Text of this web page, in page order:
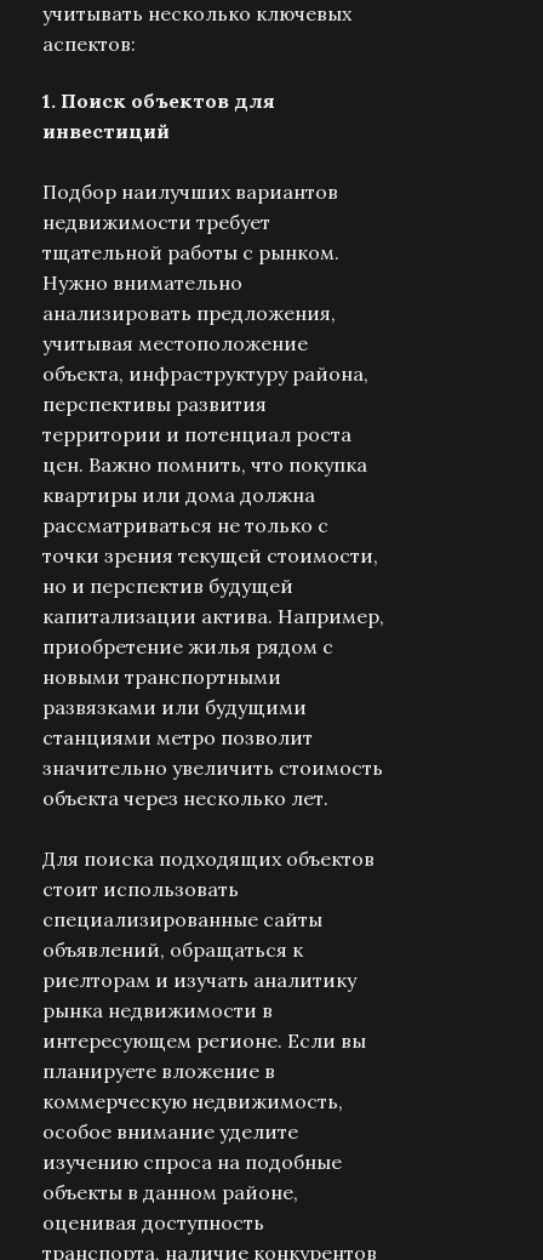
учитывать несколько ключевых
аспектов:
1. Поиск объектов для
инвестиций
Подбор наилучших вариантов
недвижимости требует
тщательной работы с рынком.
Нужно внимательно
анализировать предложения,
учитывая местоположение
объекта, инфраструктуру района,
перспективы развития
территории и потенциал роста
цен. Важно помнить, что покупка
квартиры или дома должна
рассматриваться не только с
точки зрения текущей стоимости,
но и перспектив будущей
капитализации актива. Например,
приобретение жилья рядом с
новыми транспортными
развязками или будущими
станциями метро позволит
значительно увеличить стоимость
объекта через несколько лет.
Для поиска подходящих объектов
стоит использовать
специализированные сайты
объявлений, обращаться к
риелторам и изучать аналитику
рынка недвижимости в
интересующем регионе. Если вы
планируете вложение в
коммерческую недвижимость,
особое внимание уделите
изучению спроса на подобные
объекты в данном районе,
оценивая доступность
транспорта, наличие конкурентов